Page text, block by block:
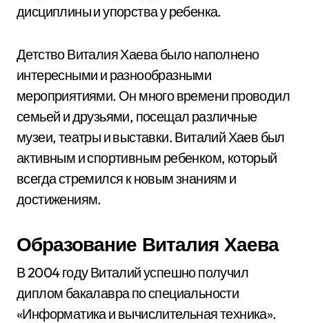
дисциплины и упорства у ребенка.
Детство Виталия Хаева было наполнено
интересными и разнообразными
мероприятиями. Он много времени проводил
семьей и друзьями, посещал различные
музеи, театры и выставки. Виталий Хаев был
активным и спортивным ребенком, который
всегда стремился к новым знаниям и
достижениям.
Образование Виталия Хаева
В 2004 году Виталий успешно получил
диплом бакалавра по специальности
«Информатика и вычислительная техника».